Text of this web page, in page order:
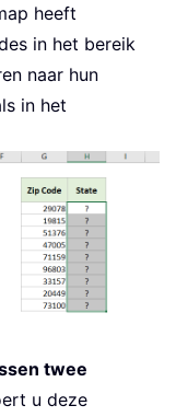
heeft
in het bereik
naar hun
in het
twee
u deze